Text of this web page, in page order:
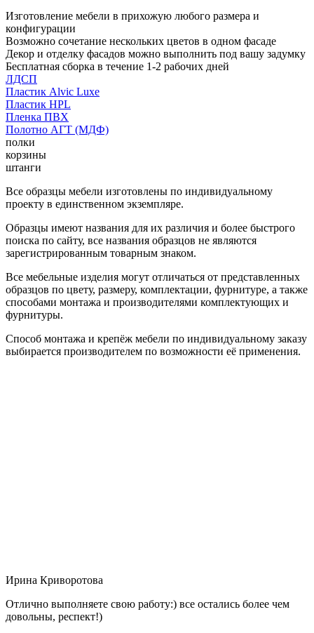
Изготовление мебели в прихожую любого размера и
конфигурации
Возможно сочетание нескольких цветов в одном фасаде
Декор и отделку фасадов можно выполнить под вашу задумку
Бесплатная сборка в течение 1-2 рабочих дней
ЛДСП
Пластик Alvic Luxe
Пластик HPL
Пленка ПВХ
Полотно АГТ (МДФ)
полки
корзины
штанги
Все образцы мебели изготовлены по индивидуальному
проекту в единственном экземпляре.
Образцы имеют названия для их различия и более быстрого
поиска по сайту, все названия образцов не являются
зарегистрированным товарным знаком.
Все мебельные изделия могут отличаться от представленных
образцов по цвету, размеру, комплектации, фурнитуре, а также
способами монтажа и производителями комплектующих и
фурнитуры.
Способ монтажа и крепёж мебели по индивидуальному заказу
выбирается производителем по возможности её применения.
Ирина Криворотова
Отлично выполняете свою работу:) все остались более чем
довольны, респект!)